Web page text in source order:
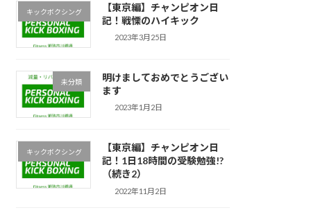
キックボクシング
【東京編】チャンピオン日
記！戦慄のハイキック
2023年3月25日
未分類
明けましておめでとうござい
ます
2023年1月2日
キックボクシング
【東京編】チャンピオン日
記！1日18時間の受験勉強!?
（続き2）
2022年11月2日